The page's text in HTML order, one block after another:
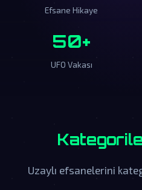
Efsane Hikaye
50+
UFO Vakası
Uzaylı efsanelerini